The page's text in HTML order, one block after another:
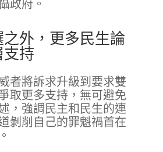
政府。
外，更多民生論
持
者將訴求升級到要求雙
取更多支持，無可避免
，強調民主和民生的連
剝削自己的罪魁禍首在